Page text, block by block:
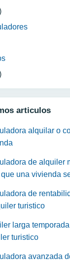
articulos
alquilar o
de alquiler
que una vivienda
de
turistico
larga
turistico
avanzada